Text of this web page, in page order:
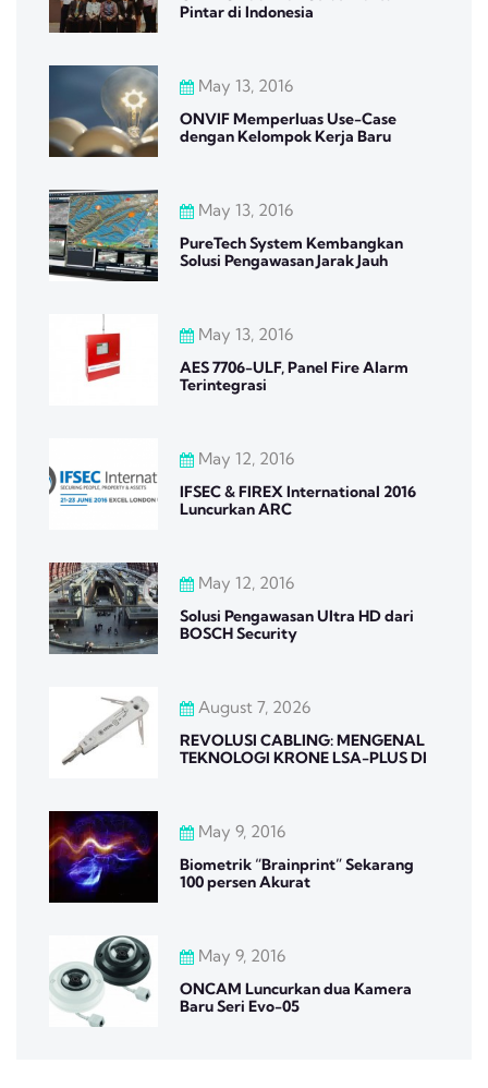
Pintar di Indonesia
May 13, 2016
ONVIF Memperluas Use-Case
dengan Kelompok Kerja Baru
May 13, 2016
PureTech System Kembangkan
Solusi Pengawasan Jarak Jauh
May 13, 2016
AES 7706-ULF, Panel Fire Alarm
Terintegrasi
May 12, 2016
IFSEC & FIREX International 2016
Luncurkan ARC
May 12, 2016
Solusi Pengawasan Ultra HD dari
BOSCH Security
August 7, 2026
REVOLUSI CABLING: MENGENAL
TEKNOLOGI KRONE LSA-PLUS DI
May 9, 2016
Biometrik “Brainprint” Sekarang
100 persen Akurat
May 9, 2016
ONCAM Luncurkan dua Kamera
Baru Seri Evo-05